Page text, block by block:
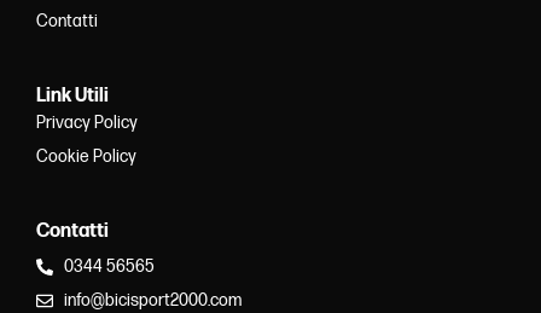
Contatti
Link Utili
Privacy Policy
Cookie Policy
Contatti
0344 56565
info@bicisport2000.com